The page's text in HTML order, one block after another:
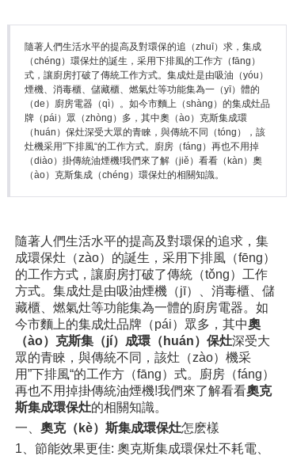
聯係
隨著人們生活水平的提高及對環保的追（zhuī）求，集成
（chéng）環保灶的誕生，采用下排風的工作方（fāng）
式，讓廚房打破了傳統工作方式。集成灶是由吸油（yóu）
煙機、消毒櫃、儲藏櫃、燃氣灶等功能集為一（yī）體的
（de）廚房電器（qì）。如今市麵上（shàng）的集成灶品
牌（pái）眾（zhòng）多，其中奧（ào）克斯集成環
（huán）保灶深受大眾的青睞，與傳統不同（tóng），該
灶機采用”下排風“的工作方式。廚房（fáng）再也不用掉
（diào）掛傳統油煙機!我們來了解（jiě）看看（kàn）奧
（ào）克斯集成（chéng）環保灶的相關知識。
隨著人們生活水平的提高及對環保的追求，集
成環保灶（zào）的誕生，采用下排風（fēng）
的工作方式，讓廚房打破了傳統（tǒng）工作
方式。集成灶是由吸油煙機（jī）、消毒櫃、儲
藏櫃、燃氣灶等功能集為一體的廚房電器。如
今市麵上的集成灶品牌（pái）眾多，其中奧
（ào）克斯集（jí）成環（huán）保灶深受大
眾的青睞，與傳統不同，該灶（zào）機采
用”下排風“的工作方（fāng）式。廚房（fáng）
再也不用掉掛傳統油煙機!我們來了解看看奧克
斯集成環保灶的相關知識。
一、奧克（kè）斯集成環保灶怎麽樣
1、節能效果更佳: 奧克斯集成環保灶不耗電、